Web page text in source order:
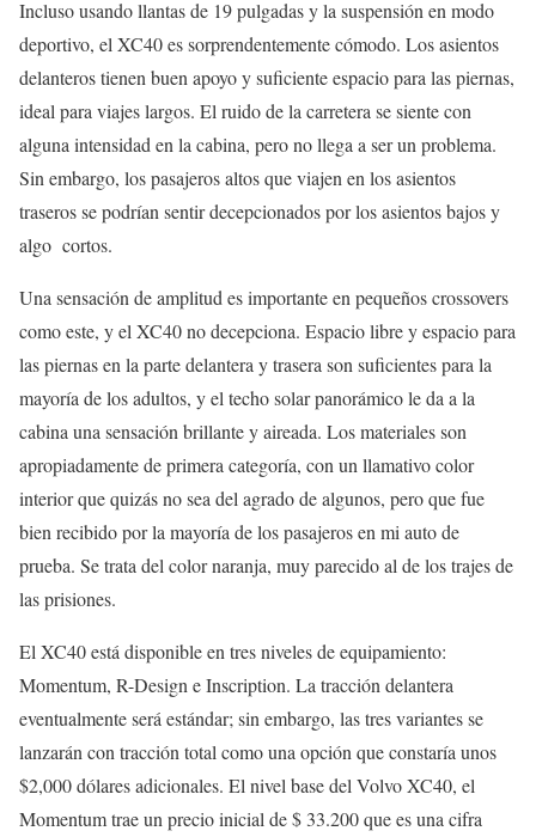
Incluso usando llantas de 19 pulgadas y la suspensión en modo
deportivo, el XC40 es sorprendentemente cómodo. Los asientos
delanteros tienen buen apoyo y suficiente espacio para las piernas,
ideal para viajes largos. El ruido de la carretera se siente con
alguna intensidad en la cabina, pero no llega a ser un problema.
Sin embargo, los pasajeros altos que viajen en los asientos
traseros se podrían sentir decepcionados por los asientos bajos y
algo cortos.
Una sensación de amplitud es importante en pequeños crossovers
como este, y el XC40 no decepciona. Espacio libre y espacio para
las piernas en la parte delantera y trasera son suficientes para la
mayoría de los adultos, y el techo solar panorámico le da a la
cabina una sensación brillante y aireada. Los materiales son
apropiadamente de primera categoría, con un llamativo color
interior que quizás no sea del agrado de algunos, pero que fue
bien recibido por la mayoría de los pasajeros en mi auto de
prueba. Se trata del color naranja, muy parecido al de los trajes de
las prisiones.
El XC40 está disponible en tres niveles de equipamiento:
Momentum, R-Design e Inscription. La tracción delantera
eventualmente será estándar; sin embargo, las tres variantes se
lanzarán con tracción total como una opción que constaría unos
$2,000 dólares adicionales. El nivel base del Volvo XC40, el
Momentum trae un precio inicial de $ 33.200 que es una cifra